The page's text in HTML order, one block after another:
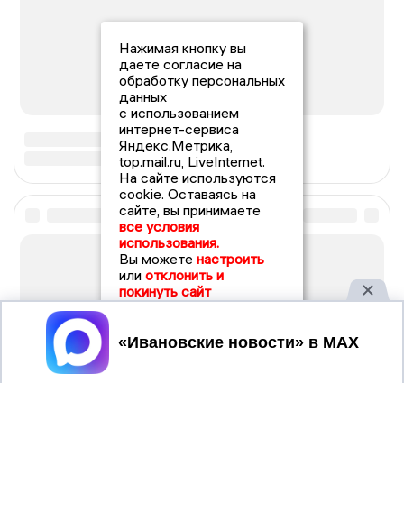
Нажимая кнопку вы
даете согласие на
обработку персональных
данных
с использованием
интернет-сервиса
Яндекс.Метрика,
top.mail.ru, LiveInternet.
На сайте используются
cookie. Оставаясь на
сайте, вы принимаете
все условия
использования.
Вы можете настроить
или отклонить и
покинуть сайт
Принять